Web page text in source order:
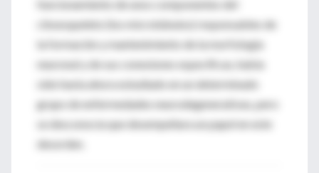
funcionamiento de unos componentes del
citoesqueleto (los microtúbulos) responsables de
la formación y mantenimiento de la morfología
neuronal y de sus conexiones específicas, había
sido hasta ahora estudiado en un determinado
grupo de enfermedades neurodegenerativas, pero
se desconocía que desempeñara un papel en este
desorden.